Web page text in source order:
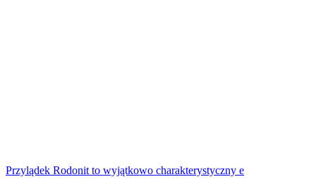
Przylądek Rodonit to wyjątkowo charakterystyczny e